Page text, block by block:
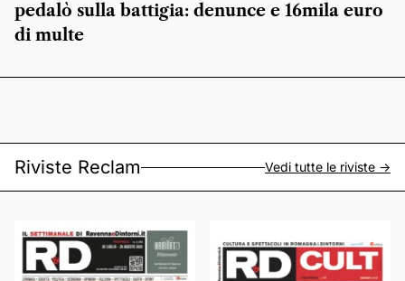
pedalò sulla battigia: denunce e 16mila euro
di multe
Riviste Reclam Vedi tutte le riviste ->